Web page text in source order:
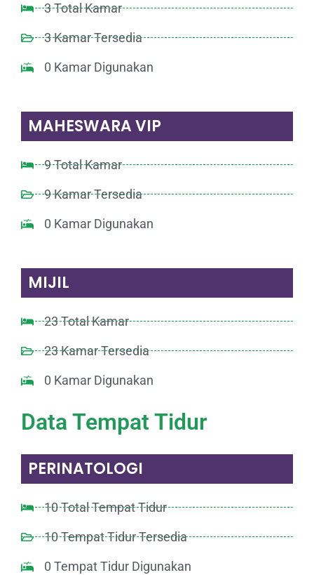
3 Total Kamar
3 Kamar Tersedia
0 Kamar Digunakan
MAHESWARA VIP
9 Total Kamar
9 Kamar Tersedia
0 Kamar Digunakan
MIJIL
23 Total Kamar
23 Kamar Tersedia
0 Kamar Digunakan
Data Tempat Tidur
PERINATOLOGI
10 Total Tempat Tidur
10 Tempat Tidur Tersedia
0 Tempat Tidur Digunakan